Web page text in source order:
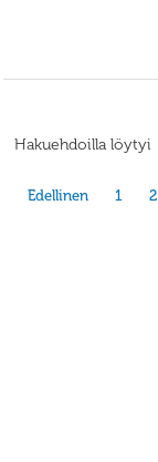
Hakuehdoilla löytyi
Edellinen 1 2